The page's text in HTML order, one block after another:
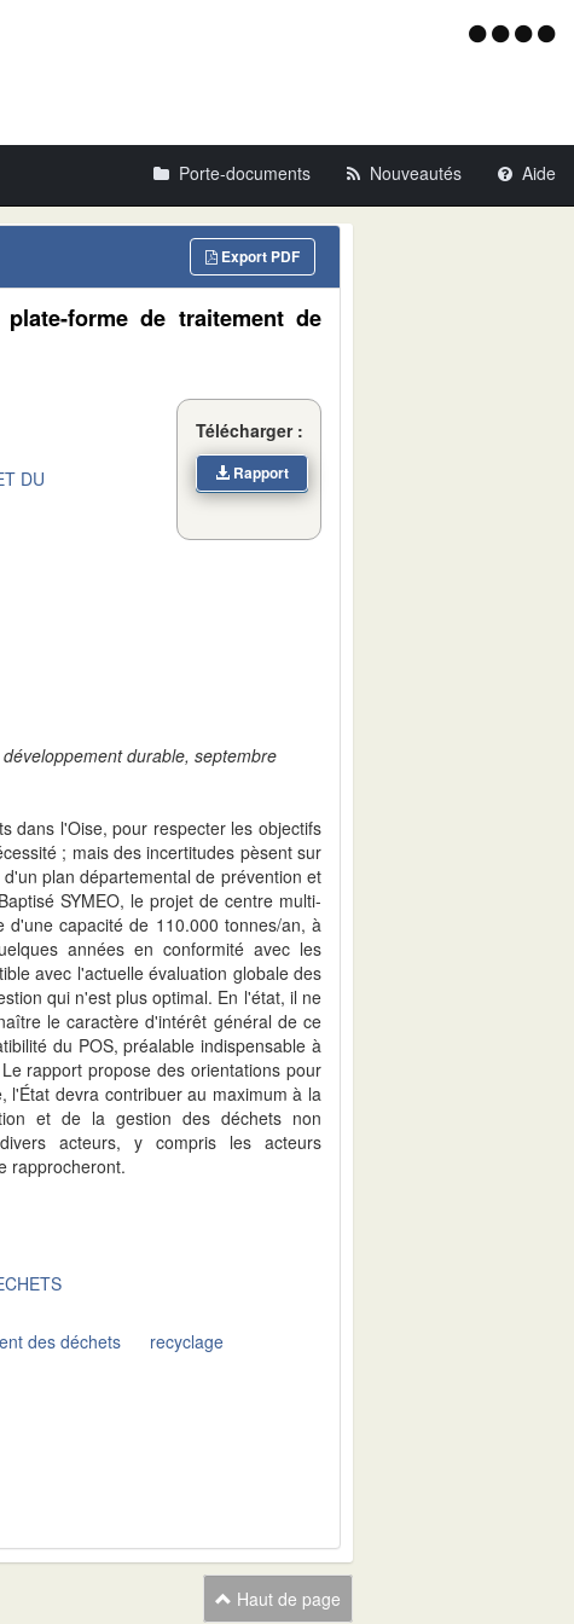
Menu
Porte-documents Nouveautés Aide
Export PDF
forme de traitement de
DU
Télécharger :
Rapport
durable, septembre
dans l'Oise, pour respecter les objectifs
; mais des incertitudes pèsent sur
plan départemental de prévention et
SYMEO, le projet de centre multi-
capacité de 110.000 tonnes/an, à
années en conformité avec les
avec l'actuelle évaluation globale des
qui n'est plus optimal. En l'état, il ne
le caractère d'intérêt général de ce
du POS, préalable indispensable à
rapport propose des orientations pour
l'État devra contribuer au maximum à la
et de la gestion des déchets non
acteurs, y compris les acteurs
rapprocheront.
des déchets
recyclage
Haut de page